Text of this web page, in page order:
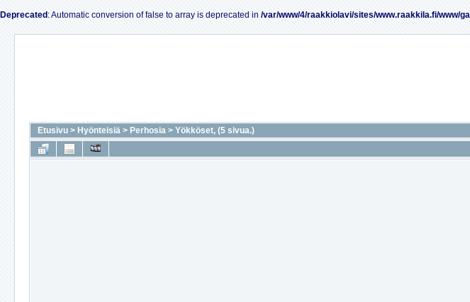
Deprecated : Automatic conversion of false to array is deprecated in /var/www/4/raakkiolavi/sites/www.raakkila.fi/www/
Etusivu > Hyönteisiä > Perhosia > Yökköset, (5 sivua.)